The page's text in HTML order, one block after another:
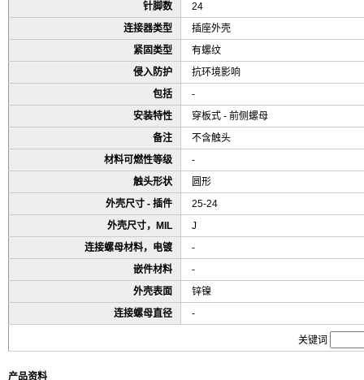
针脚数
24
连接器类型
插座外壳
紧固类型
有螺纹
侵入防护
抗环境影响
包括
-
安装特性
穿板式 - 前侧螺母
备注
不含触头
材料可燃性等级
-
触头形状
圆形
外壳尺寸 - 插件
25-24
外壳尺寸，MIL
J
连接螺母材料，电镀
-
嵌件材料
-
外壳表面
锌镍
连接螺母直径
-
关键词
产品资料